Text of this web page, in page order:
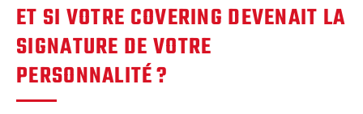
ET SI VOTRE COVERING DEVENAIT LA
SIGNATURE DE VOTRE
PERSONNALITÉ ?